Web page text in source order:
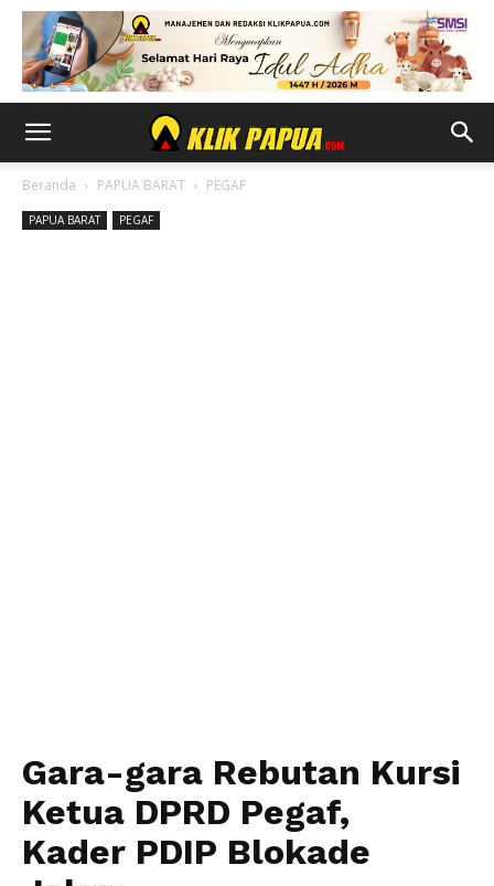
Beranda PAPUA BARAT PEGAF
PAPUA BARAT PEGAF
Gara-gara Rebutan Kursi
Ketua DPRD Pegaf,
Kader PDIP Blokade